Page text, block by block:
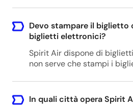
Devo stampare il biglietto
biglietti elettronici?
Spirit Air dispone di
non serve che stampi i
In quali città opera Spirit